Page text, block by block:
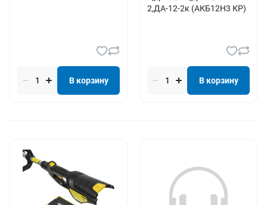
В корзину
2,ДА-12-2к (АКБ12Н3 КР)
В корзину